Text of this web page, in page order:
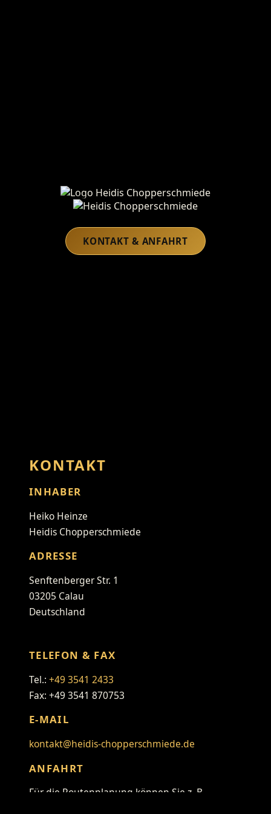
Heidis Chopperschmiede
KONTAKT & ANFAHRT
KONTAKT
INHABER
Heiko Heinze
Heidis Chopperschmiede
ADRESSE
Senftenberger Str. 1
03205 Calau
Deutschland
TELEFON & FAX
Tel.: +49 3541 2433
Fax: +49 3541 870753
E-MAIL
kontakt@heidis-chopperschmiede.de
ANFAHRT
Für die Routenplanung können Sie z. B.